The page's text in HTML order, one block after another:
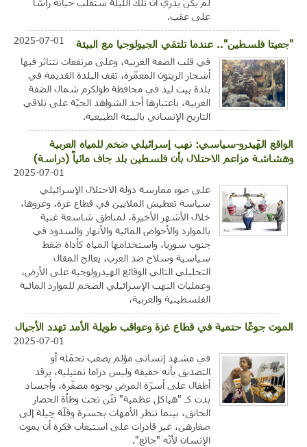
على عقب.
"جعيتا فلسطين".. عندما تلتقي الجيولوجيا مع البيئة
2025-07-01
في قلب الضفة الغربية، وعلى مرتفعات تتناثر فيها
أشجار الزيتون المعمّرة، تقف البلدة القديمة في
بلدة بيت ليد في محافظة طولكرم شمال الضفة
الغربية، باعتبارها أحد الشواهد الحيّة على تلاقي
التاريخ الإنساني بالبيئة الطبيعية.
الواقع الهَيدرو-سياسي: نهب إسرائيلي ضخم للمياه العربية
وهشاشة مزاعم الاحتلال بأن فلسطين بلد جاف مائياً (دراسة)
2025-07-01
على ضوء ممارسة دولة الاحتلال الإسرائيلي
سياسة تعطيش الملايين في قطاع غزة، وغزوها،
خلال الأشهر الأخيرة، لمناطق شاسعة غنية
بالموارد والأحواض المائية والأنهار والسدود في
جنوب سوريا، واستخدامها المياه كأداة ضغط
سياسية وسلاح ضد العرب، يعالج المقال
التحليلي التالي الوقائع الهيدرولوجية على الأرض،
وعمليات النهب الإسرائيلي الضخم للموارد المائية
الفلسطينية والعربية،
الموت جوعًا حتمية في قطاع غزة وعواقب طويلة الأمد تهدد الأجيال
2025-07-01
في مشهد إنساني مؤلم يصعب تحمّله أو
التصديق بأنه حقيقة وليس دراما تمثيلية، يرقد
أطفال على أسرّة المرض بوجوه مصفّرة، وأجساد
بدت كـ "هياكل عظمية" تئّن تحت وطأة الحصار
الخانق، بينما تنظر الأمهات بحسرة وقلّة حِيلة إلى
صغارهن، غير قادرات على استيعاب فكرة أن يموت
الإنسان لأنّه "جائع".